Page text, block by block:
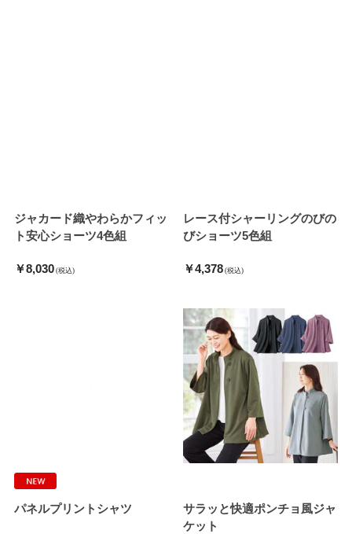
ジャカード織やわらかフィッ
ト安心ショーツ4色組
￥8,030 (税込)
レース付シャーリングのびの
びショーツ5色組
￥4,378 (税込)
パネルプリントシャツ
サラッと快適ポンチョ風ジャ
ケット